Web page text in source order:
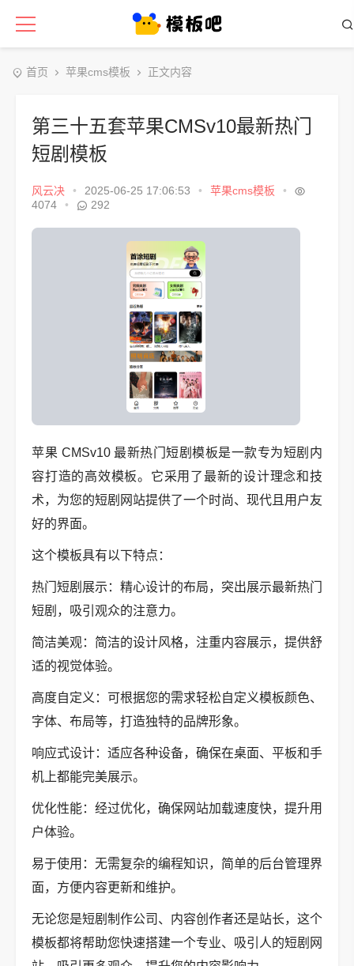
首页 苹果cms模板 正文内容
第三十五套苹果CMSv10最新热门
短剧模板
风云决 • 2025-06-25 17:06:53 • 苹果cms模板
•
4074
• 292
苹果 CMSv10 最新热门短剧模板是一款专为短剧内
容打造的高效模板。它采用了最新的设计理念和技
术，为您的短剧网站提供了一个时尚、现代且用户友
好的界面。
这个模板具有以下特点：
热门短剧展示：精心设计的布局，突出展示最新热门
短剧，吸引观众的注意力。
简洁美观：简洁的设计风格，注重内容展示，提供舒
适的视觉体验。
高度自定义：可根据您的需求轻松自定义模板颜色、
字体、布局等，打造独特的品牌形象。
响应式设计：适应各种设备，确保在桌面、平板和手
机上都能完美展示。
优化性能：经过优化，确保网站加载速度快，提升用
户体验。
易于使用：无需复杂的编程知识，简单的后台管理界
面，方便内容更新和维护。
无论您是短剧制作公司、内容创作者还是站长，这个
模板都将帮助您快速搭建一个专业、吸引人的短剧网